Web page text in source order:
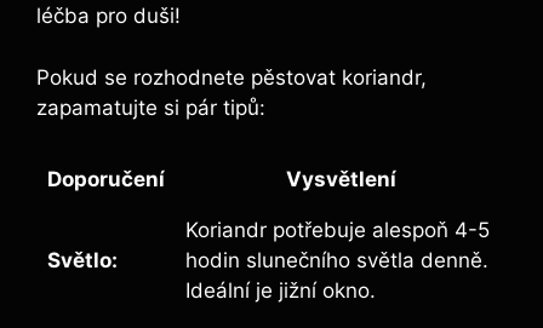
léčba pro duši!
Pokud se rozhodnete pěstovat koriandr,
zapamatujte si pár tipů:
Doporučení Vysvětlení
Světlo:
Koriandr potřebuje alespoň 4-5
hodin slunečního světla denně.
Ideální je jižní okno.